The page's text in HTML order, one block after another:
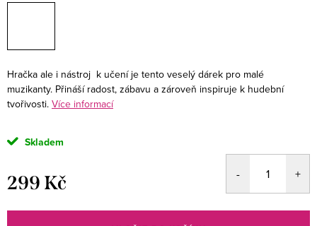
Hračka ale i nástroj k učení je tento veselý dárek pro malé
muzikanty. Přináší radost, zábavu a zároveň inspiruje k hudební
tvořivosti. Více informací
Skladem
299 Kč
cena: